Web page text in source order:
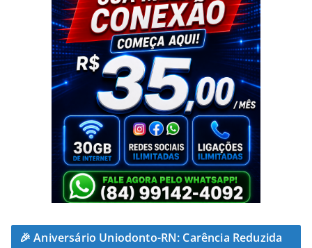
🎉 Aniversário Uniodonto-RN: Carência Reduzida